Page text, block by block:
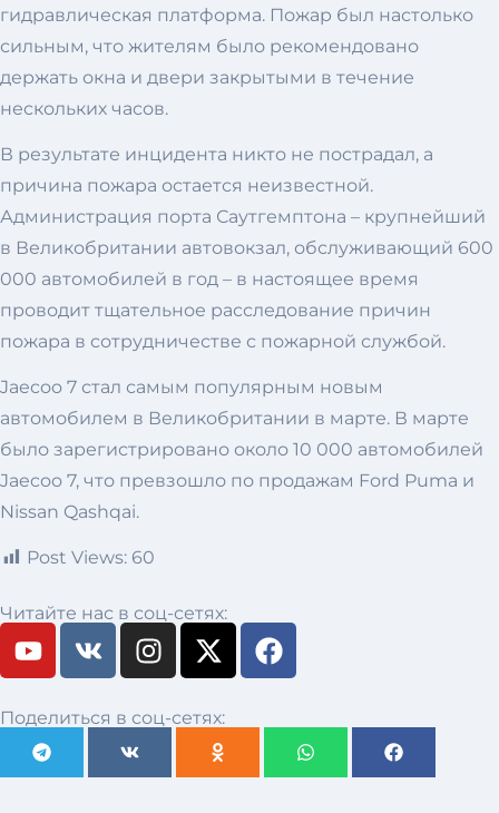
гидравлическая платформа. Пожар был настолько
сильным, что жителям было рекомендовано
держать окна и двери закрытыми в течение
нескольких часов.
В результате инцидента никто не пострадал, а
причина пожара остается неизвестной.
Администрация порта Саутгемптона – крупнейший
в Великобритании автовокзал, обслуживающий 600
000 автомобилей в год – в настоящее время
проводит тщательное расследование причин
пожара в сотрудничестве с пожарной службой.
Jaecoo 7 стал самым популярным новым
автомобилем в Великобритании в марте. В марте
было зарегистрировано около 10 000 автомобилей
Jaecoo 7, что превзошло по продажам Ford Puma и
Nissan Qashqai.
Post Views: 60
Читайте нас в соц-сетях:
Поделиться в соц-сетях: